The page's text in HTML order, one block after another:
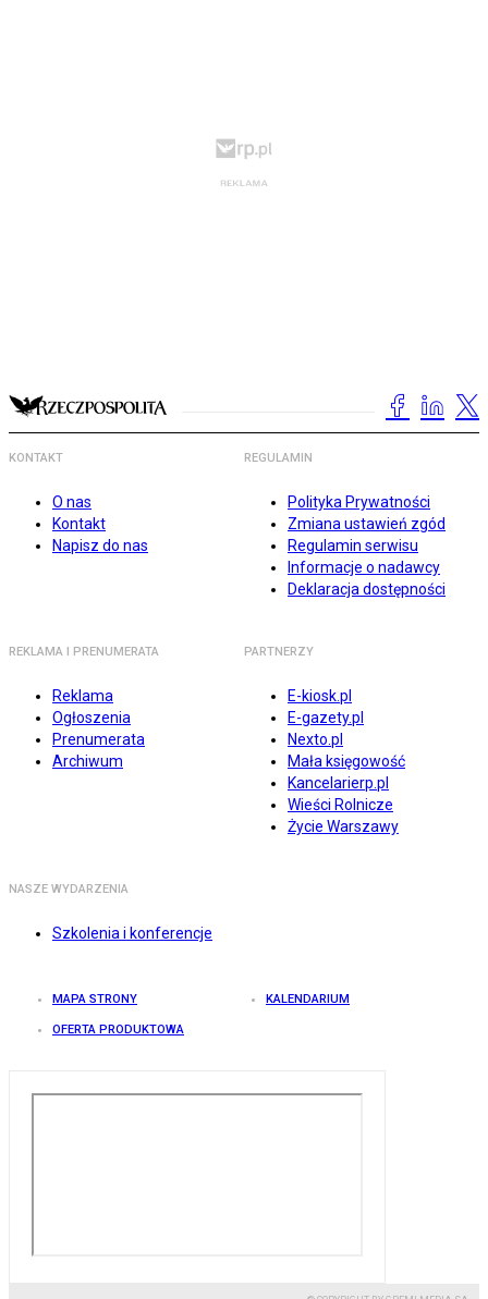
KONTAKT
O nas
Kontakt
Napisz do nas
REGULAMIN
Polityka Prywatności
Zmiana ustawień zgód
Regulamin serwisu
Informacje o nadawcy
Deklaracja dostępności
REKLAMA I PRENUMERATA
Reklama
Ogłoszenia
Prenumerata
Archiwum
PARTNERZY
E-kiosk.pl
E-gazety.pl
Nexto.pl
Mała księgowość
Kancelarierp.pl
Wieści Rolnicze
Życie Warszawy
NASZE WYDARZENIA
Szkolenia i konferencje
MAPA STRONY KALENDARIUM
OFERTA PRODUKTOWA